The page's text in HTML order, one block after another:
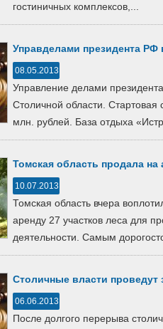
гостиничных комплексов,...
Управделами президента РФ
08.05.2013
Управление делами
Столичной области. Стартовая
млн. рублей. База отдыха
Томская область продала на
10.07.2013
Томская область вчера
аренду 27 участков леса для
деятельности. Самым
Столичные власти проведут
06.06.2013
После долгого перерыва